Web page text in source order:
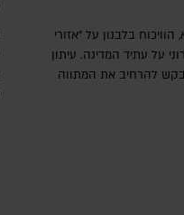
בלבנון על "אזורי
על עתיד המדינה. עיתון
להרחיב את המתווה